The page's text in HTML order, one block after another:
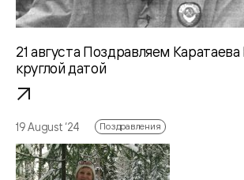
21 августа Поздравляем
круглой датой
19 August ‘24 Поздравления